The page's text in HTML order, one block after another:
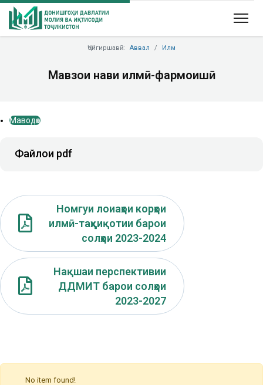
Ҷойгиршавӣ: Аввал Илм
Мавзҳои нави илмӣ-фармоишӣ
Маводҳо
Файлҳои pdf
Номгуи лоиаҳои корҳои
илмӣ-таҳқиқотии барои
солҳои 2023-2024
Нақшаи перспективии
ДДМИТ барои солҳои
2023-2027
No item found!